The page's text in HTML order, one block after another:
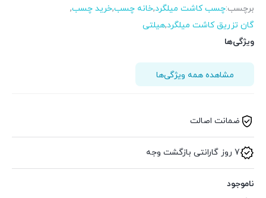
برچسب:چسب کاشت میلگرد,خانه چسب,خرید چسب,
گان تزریق کاشت میلگرد,هیلتی
ویژگی‌ها
مشاهده همه ویژگی‌ها
ضمانت اصالت
7 روز گارانتی بازگشت وجه
ناموجود